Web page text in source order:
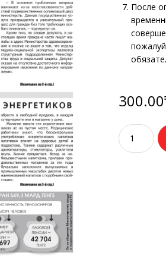
После
300.00
товара
№46